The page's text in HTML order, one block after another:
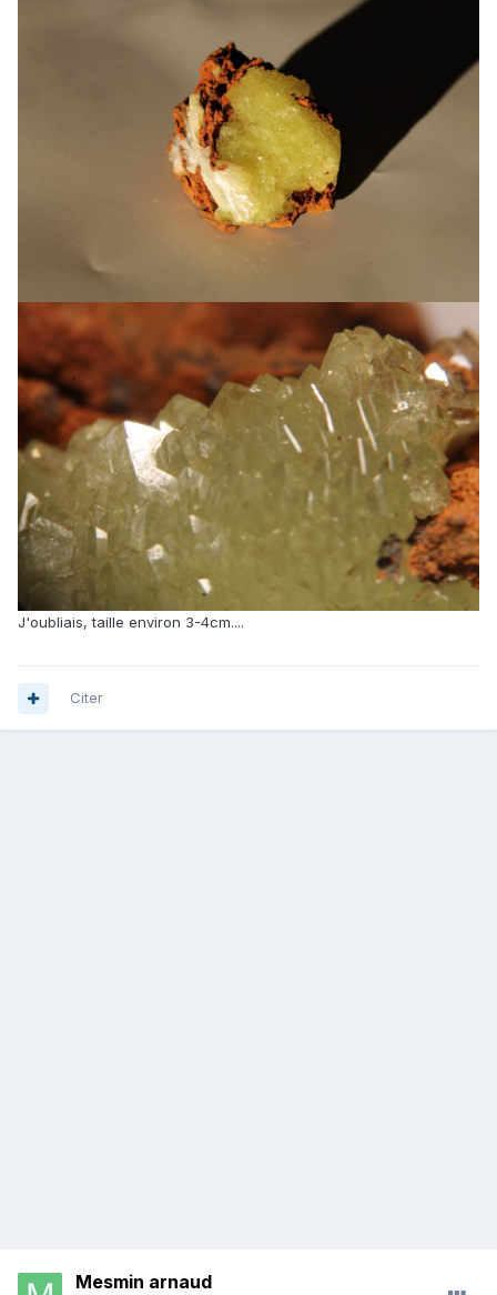
J'oubliais, taille environ 3-4cm....
Citer
Mesmin arnaud